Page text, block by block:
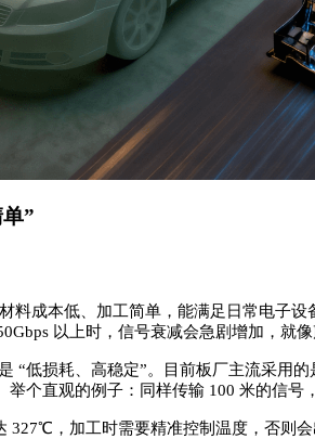
”
料成本低、加工简单，能满足日常电子
以上时，信号衰减会急剧增加，就
“低损耗、高稳定”。目前板厂主流采用的
个直观的例子：同样传输 100 米的信号
327℃，加工时需要精准控制温度，否则